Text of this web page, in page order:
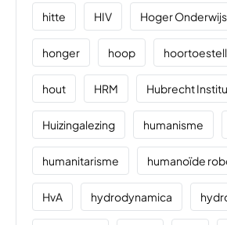
hitte HIV Hoger Onderwijs
honger hoop
hout HRM Hubrecht
Huizingalezing humanisme
humanitarisme humanoïde
HvA hydrodynamica